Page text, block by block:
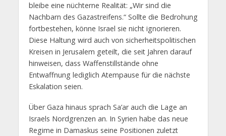
bleibe eine nüchterne Realität: „Wir sind die
Nachbarn des Gazastreifens.“ Sollte die Bedrohung
fortbestehen, könne Israel sie nicht ignorieren.
Diese Haltung wird auch von sicherheitspolitischen
Kreisen in Jerusalem geteilt, die seit Jahren darauf
hinweisen, dass Waffenstillstände ohne
Entwaffnung lediglich Atempause für die nächste
Eskalation seien.
Über Gaza hinaus sprach Sa’ar auch die Lage an
Israels Nordgrenzen an. In Syrien habe das neue
Regime in Damaskus seine Positionen zuletzt